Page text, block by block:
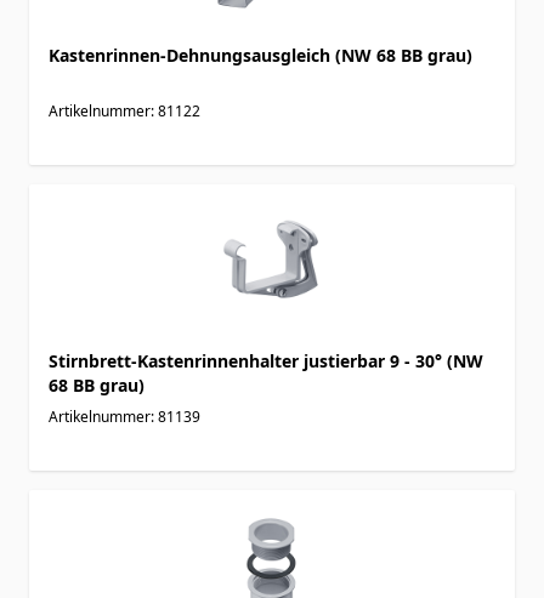
Kastenrinnen-Dehnungsausgleich (NW 68 BB grau)
Artikelnummer: 81122
Stirnbrett-Kastenrinnenhalter justierbar 9 - 30° (NW
68 BB grau)
Artikelnummer: 81139